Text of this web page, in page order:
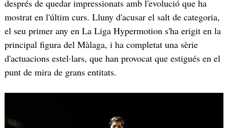
després de quedar impressionats amb l'evolució que ha
mostrat en l'últim curs. Lluny d'acusar el salt de categoria,
el seu primer any en La Liga Hypermotion s'ha erigit en la
principal figura del Màlaga, i ha completat una sèrie
d'actuacions estel·lars, que han provocat que estigués en el
punt de mira de grans entitats.